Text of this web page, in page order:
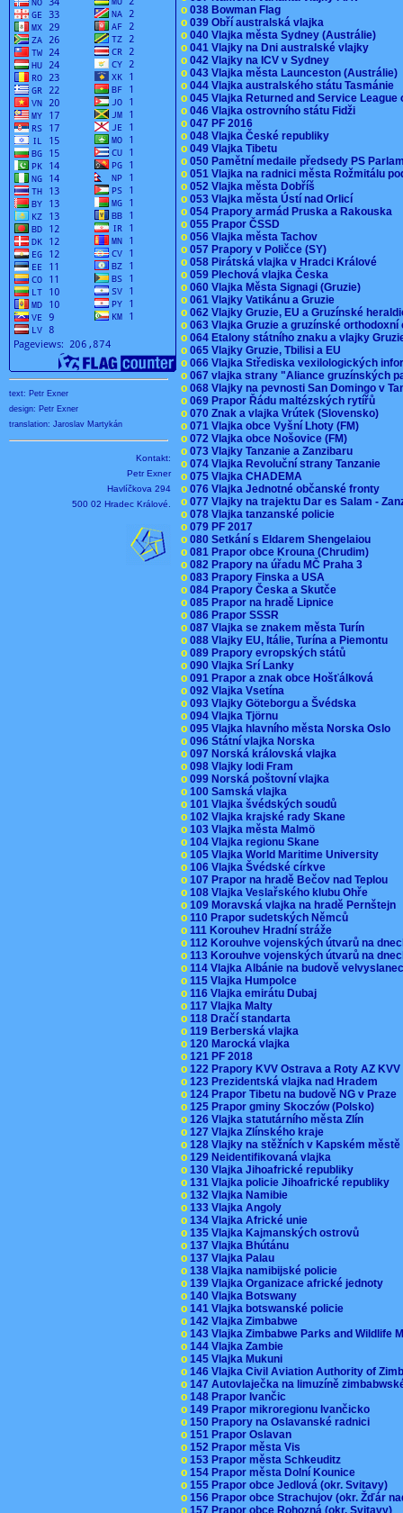
text: Petr Exner
design: Petr Exner
translation: Jaroslav Martykán
Kontakt:
Petr Exner
Havlíčkova 294
500 02 Hradec Králové.
o 038 Bowman Flag
o 039 Obří australská vlajka
o 040 Vlajka města Sydney (Austrálie)
o 041 Vlajky na Dni australské vlajky
o 042 Vlajky na ICV v Sydney
o 043 Vlajka města Launceston (Austrálie)
o 044 Vlajka australského státu Tasmánie
o 045 Vlajka Returned and Service
o 046 Vlajka ostrovního státu Fidži
o 047 PF 2016
o 048 Vlajka České republiky
o 049 Vlajka Tibetu
o 050 Pamětní medaile předsedy PS
o 051 Vlajka na radnici města Rožmitálu
o 052 Vlajka města Dobříš
o 053 Vlajka města Ústí nad Orlicí
o 054 Prapory armád Pruska a Rakouska
o 055 Prapor ČSSD
o 056 Vlajka města Tachov
o 057 Prapory v Poličce (SY)
o 058 Pirátská vlajka v Hradci Králové
o 059 Plechová vlajka Česka
o 060 Vlajka Města Signagi (Gruzie)
o 061 Vlajky Vatikánu a Gruzie
o 062 Vlajky Gruzie, EU a Gruzínské
o 063 Vlajka Gruzie a gruzínské
o 064 Etalony státního znaku a vlajky
o 065 Vlajky Gruzie, Tbilisi a EU
o 066 Vlajka Střediska vexilologických
o 067 vlajka strany "Aliance gruzínských
o 068 Vlajky na pevnosti San Domingo v
o 069 Prapor Řádu maltézských rytířů
o 070 Znak a vlajka Vrútek (Slovensko)
o 071 Vlajka obce Vyšní Lhoty (FM)
o 072 Vlajka obce Nošovice (FM)
o 073 Vlajky Tanzanie a Zanzibaru
o 074 Vlajka Revoluční strany Tanzanie
o 075 Vlajka CHADEMA
o 076 Vlajka Jednotné občanské fronty
o 077 Vlajky na trajektu Dar es Salam -
o 078 Vlajka tanzanské policie
o 079 PF 2017
o 080 Setkání s Eldarem Shengelaiou
o 081 Prapor obce Krouna (Chrudim)
o 082 Prapory na úřadu MČ Praha 3
o 083 Prapory Finska a USA
o 084 Prapory Česka a Skutče
o 085 Prapor na hradě Lipnice
o 086 Prapor SSSR
o 087 Vlajka se znakem města Turín
o 088 Vlajky EU, Itálie, Turína a Piemontu
o 089 Prapory evropských států
o 090 Vlajka Srí Lanky
o 091 Prapor a znak obce Hošťálková
o 092 Vlajka Vsetína
o 093 Vlajky Göteborgu a Švédska
o 094 Vlajka Tjörnu
o 095 Vlajka hlavního města Norska Oslo
o 096 Státní vlajka Norska
o 097 Norská královská vlajka
o 098 Vlajky lodi Fram
o 099 Norská poštovní vlajka
o 100 Samská vlajka
o 101 Vlajka švédských soudů
o 102 Vlajka krajské rady Skane
o 103 Vlajka města Malmö
o 104 Vlajka regionu Skane
o 105 Vlajka World Maritime University
o 106 Vlajka Švédské církve
o 107 Prapor na hradě Bečov nad Teplou
o 108 Vlajka Veslařského klubu Ohře
o 109 Moravská vlajka na hradě Pernštejn
o 110 Prapor sudetských Němců
o 111 Korouhev Hradní stráže
o 112 Korouhve vojenských útvarů na
o 113 Korouhve vojenských útvarů na
o 114 Vlajka Albánie na budově
o 115 Vlajka Humpolce
o 116 Vlajka emirátu Dubaj
o 117 Vlajka Malty
o 118 Dračí standarta
o 119 Berberská vlajka
o 120 Marocká vlajka
o 121 PF 2018
o 122 Prapory KVV Ostrava a Roty AZ
o 123 Prezidentská vlajka nad Hradem
o 124 Prapor Tibetu na budově NG v Praze
o 125 Prapor gminy Skoczów (Polsko)
o 126 Vlajka statutárního města Zlín
o 127 Vlajka Zlínského kraje
o 128 Vlajky na stěžních v Kapském
o 129 Neidentifikovaná vlajka
o 130 Vlajka Jihoafrické republiky
o 131 Vlajka policie Jihoafrické republiky
o 132 Vlajka Namibie
o 133 Vlajka Angoly
o 134 Vlajka Africké unie
o 135 Vlajka Kajmanských ostrovů
o 137 Vlajka Bhútánu
o 137 Vlajka Palau
o 138 Vlajka namibijské policie
o 139 Vlajka Organizace africké jednoty
o 140 Vlajka Botswany
o 141 Vlajka botswanské policie
o 142 Vlajka Zimbabwe
o 143 Vlajka Zimbabwe Parks and Wildlife
o 144 Vlajka Zambie
o 145 Vlajka Mukuni
o 146 Vlajka Civil Aviation Authority of
o 147 Autovlaječka na limuzíně
o 148 Prapor Ivančic
o 149 Prapor mikroregionu Ivančicko
o 150 Prapory na Oslavanské radnici
o 151 Prapor Oslavan
o 152 Prapor města Vis
o 153 Prapor města Schkeuditz
o 154 Prapor města Dolní Kounice
o 155 Prapor obce Jedlová (okr. Svitavy)
o 156 Prapor obce Strachujov (okr. Žďár
o 157 Prapor obce Rohozná (okr. Svitavy)